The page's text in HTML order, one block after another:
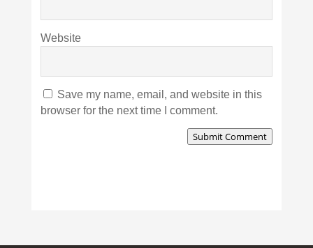
Website
Save my name, email, and website in this
browser for the next time I comment.
Submit Comment